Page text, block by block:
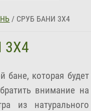
/ СРУБ БАНИ 3Х4
3Х4
бане, которая будет
внимание на
из натурального